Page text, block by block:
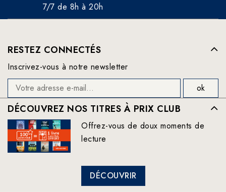
7/7 de 8h à 20h
RESTEZ CONNECTÉS
Inscrivez-vous à notre newsletter
DÉCOUVREZ NOS TITRES À PRIX CLUB
Offrez-vous de doux moments de
lecture
DÉCOUVRIR